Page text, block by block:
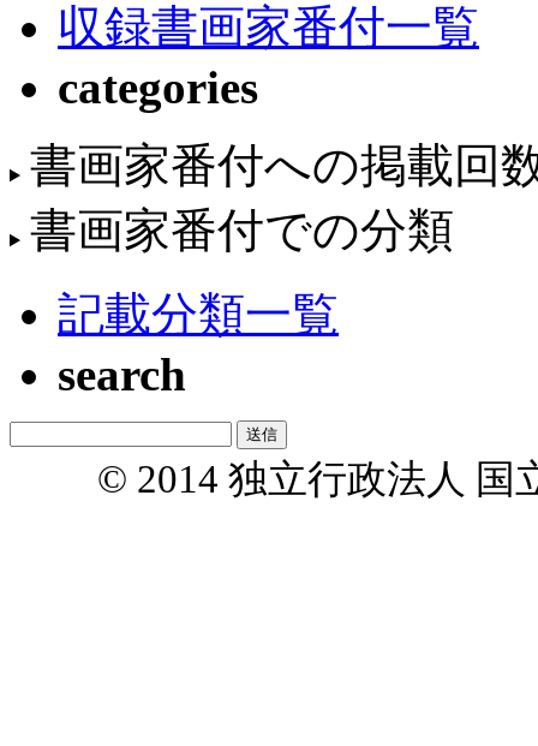
収録書画家番付一覧
categories
書画家番付への掲載回
書画家番付での分類
記載分類一覧
search
© 2014 独立行政法人 国